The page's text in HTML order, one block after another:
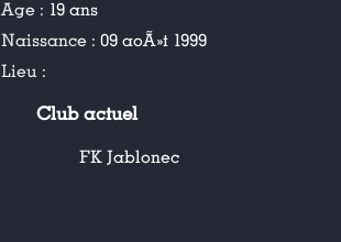
Age : 19 ans
Naissance : 09 aoÃ»t 1999
Lieu :
Club actuel
FK Jablonec